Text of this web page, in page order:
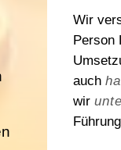
Wir
Person
auch
wir